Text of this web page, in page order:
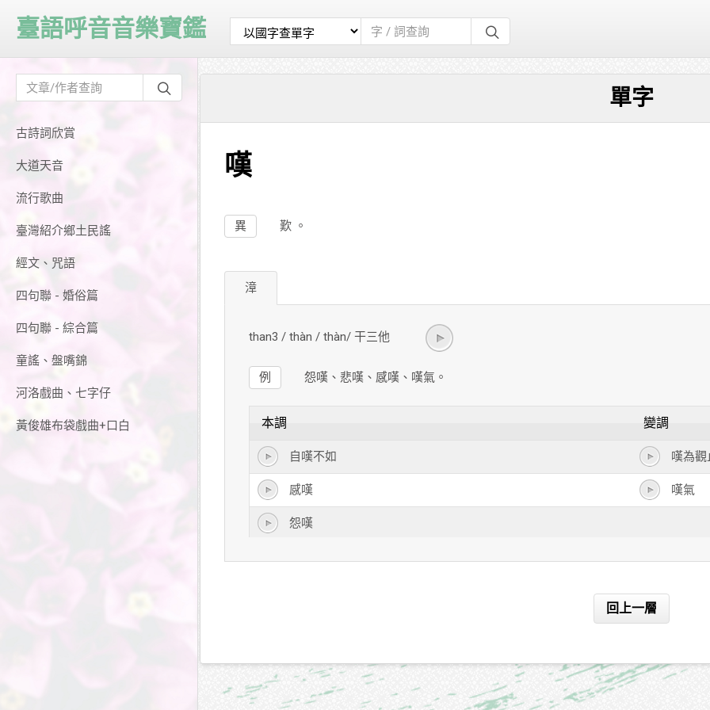
古詩詞欣賞
大道天音
流行歌曲
臺灣紹介鄉土民謠
經文、咒語
四句聯 - 婚俗篇
四句聯 - 綜合篇
童謠、盤嘴錦
河洛戲曲、七字仔
黃俊雄布袋戲曲+口白
臺語呼音音樂寶鑑
單字
嘆
歎 。
異
漳
than3 / thàn / thàn/ 干三他
怨嘆、悲嘆、感嘆、嘆氣。
例
本調 變調
自嘆不如 嘆為觀
感嘆 嘆氣
怨嘆
回上一層